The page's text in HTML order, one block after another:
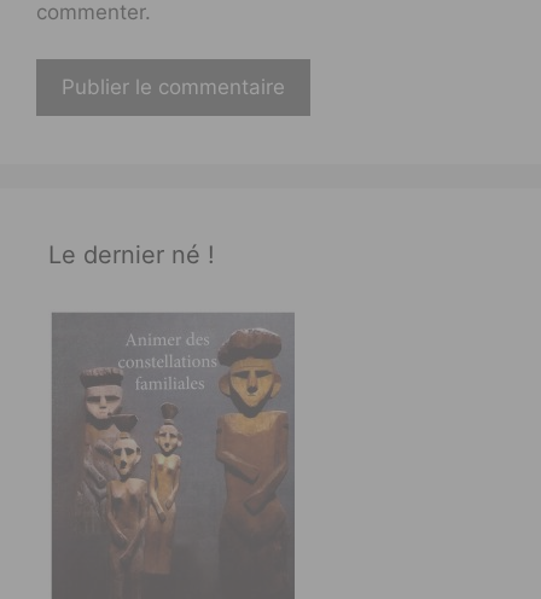
commenter.
Le dernier né !